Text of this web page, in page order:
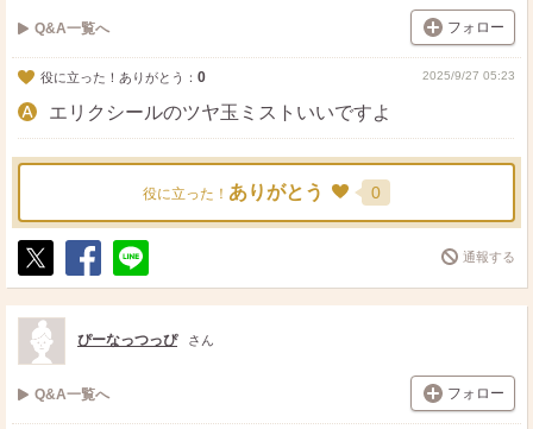
Q&A一覧へ フォロー
役に立った！ありがとう： 0 2025/9/27 05:23
エリクシールのツヤ玉ミストいいですよ
役に立った！ ありがとう 0
ポ
ス
ト
シ
ェ
送
る
通報する
ぴーなっつっぴ さん
Q&A一覧へ フォロー